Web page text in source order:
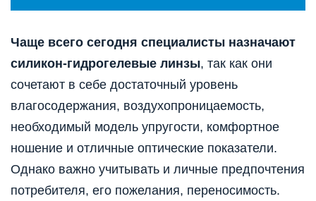
Чаще всего сегодня специалисты назначают
силикон-гидрогелевые линзы, так как они
сочетают в себе достаточный уровень
влагосодержания, воздухопроницаемость,
необходимый модель упругости, комфортное
ношение и отличные оптические показатели.
Однако важно учитывать и личные предпочтения
потребителя, его пожелания, переносимость.